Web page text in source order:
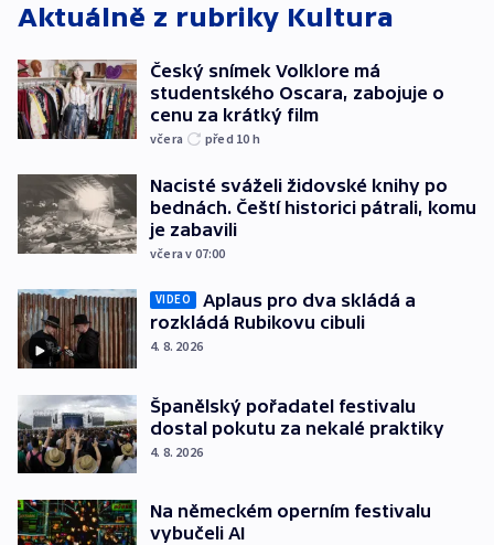
Aktuálně z rubriky Kultura
Český snímek Volklore má
studentského Oscara, zabojuje o
cenu za krátký film
včera před 10 h
Nacisté sváželi židovské knihy po
bednách. Čeští historici pátrali, komu
je zabavili
včera v 07:00
VIDEO
Aplaus pro dva skládá a
rozkládá Rubikovu cibuli
4. 8. 2026
Španělský pořadatel festivalu
dostal pokutu za nekalé praktiky
4. 8. 2026
Na německém operním festivalu
vybučeli AI